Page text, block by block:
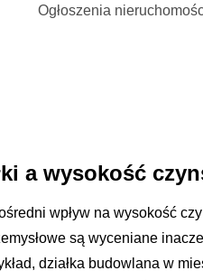
Ogłoszenia
a wysokość
wpływ na wysokość
są wyceniane
działka budowlana w